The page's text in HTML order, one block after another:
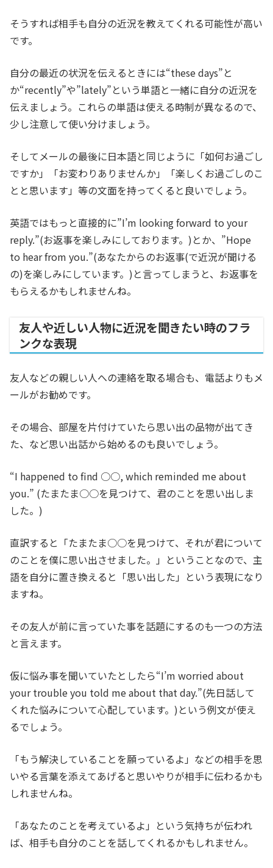
そうすれば相手も自分の近況を教えてくれる可能性が高い
です。
自分の最近の状況を伝えるときには“these days”と
か“recently”や”lately”という単語と一緒に自分の近況を
伝えましょう。これらの単語は使える時制が異なるので、
少し注意して使い分けましょう。
そしてメールの最後に日本語と同じように「如何お過ごし
ですか」「お変わりありませんか」「楽しくお過ごしのこ
とと思います」等の文面を持ってくると良いでしょう。
英語ではもっと直接的に”I’m looking forward to your
reply.”(お返事を楽しみにしております。)とか、”Hope
to hear from you.”(あなたからのお返事(で近況が聞ける
の)を楽しみにしています。)と言ってしまうと、お返事を
もらえるかもしれませんね。
友人や近しい人物に近況を聞きたい時のフラ
ンクな表現
友人などの親しい人への連絡を取る場合も、電話よりもメ
ールがお勧めです。
その場合、部屋を片付けていたら思い出の品物が出てき
た、など思い出話から始めるのも良いでしょう。
“I happened to find ○○, which reminded me about
you.” (たまたま○○を見つけて、君のことを思い出しま
した。)
直訳すると「たまたま○○を見つけて、それが君について
のことを僕に思い出させました。」ということなので、主
語を自分に置き換えると「思い出した」という表現になり
ますね。
その友人が前に言っていた事を話題にするのも一つの方法
と言えます。
仮に悩み事を聞いていたとしたら“I’m worried about
your trouble you told me about that day.”(先日話して
くれた悩みについて心配しています。)という例文が使え
るでしょう。
「もう解決していることを願っているよ」などの相手を思
いやる言葉を添えてあげると思いやりが相手に伝わるかも
しれませんね。
「あなたのことを考えているよ」という気持ちが伝われ
ば、相手も自分のことを話してくれるかもしれません。